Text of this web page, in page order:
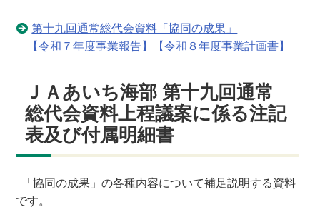
第十九回通常総代会資料「協同の成果」
【令和７年度事業報告】【令和８年度事業計画書】
ＪＡあいち海部 第十九回通常
総代会資料上程議案に係る注記
表及び付属明細書
「協同の成果」の各種内容について補足説明する資料
です。